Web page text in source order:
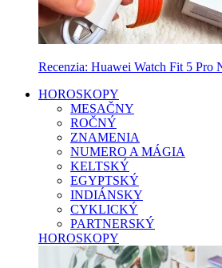
Recenzia: Huawei Watch Fit 5 Pro
HOROSKOPY
MESAČNY
ROČNÝ
ZNAMENIA
NUMERO A MÁGIA
KELTSKÝ
EGYPTSKÝ
INDIÁNSKY
CYKLICKÝ
PARTNERSKÝ
HOROSKOPY